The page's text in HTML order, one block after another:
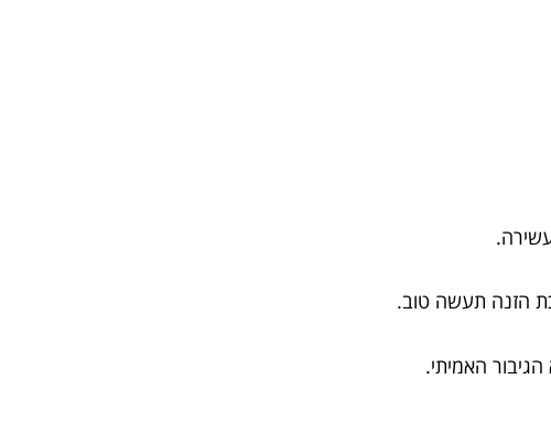
הזנה תעשה טוב.
האמיתי.